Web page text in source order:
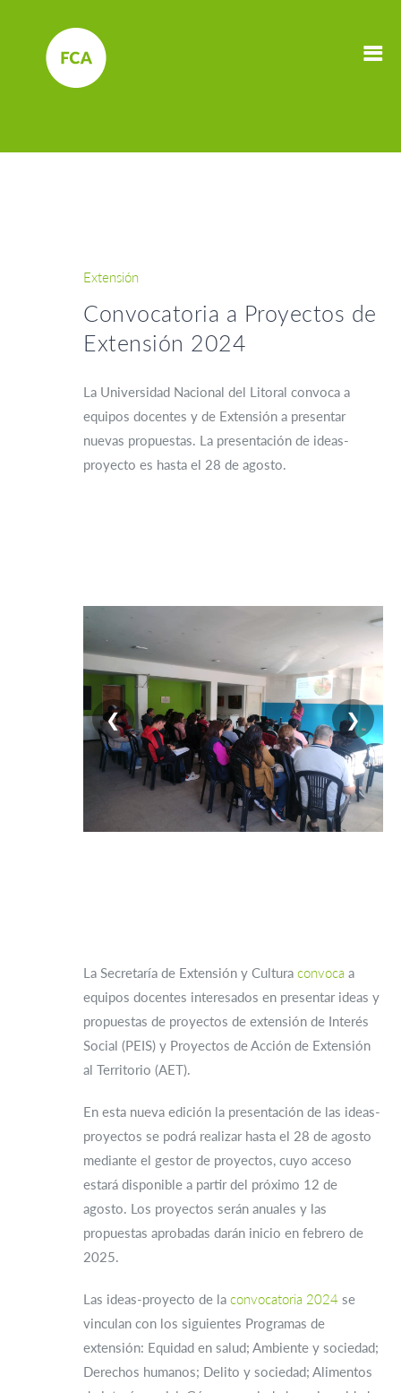
Extensión
Convocatoria a Proyectos de
Extensión 2024
La Universidad Nacional del Litoral convoca a
equipos docentes y de Extensión a presentar
nuevas propuestas. La presentación de ideas-
proyecto es hasta el 28 de agosto.
❮ ❯
La Secretaría de Extensión y Cultura convoca a
equipos docentes interesados en presentar ideas y
propuestas de proyectos de extensión de Interés
Social (PEIS) y Proyectos de Acción de Extensión
al Territorio (AET).
En esta nueva edición la presentación de las ideas-
proyectos se podrá realizar hasta el 28 de agosto
mediante el gestor de proyectos, cuyo acceso
estará disponible a partir del próximo 12 de
agosto. Los proyectos serán anuales y las
propuestas aprobadas darán inicio en febrero de
2025.
Las ideas-proyecto de la convocatoria 2024 se
vinculan con los siguientes Programas de
extensión: Equidad en salud; Ambiente y sociedad;
Derechos humanos; Delito y sociedad; Alimentos